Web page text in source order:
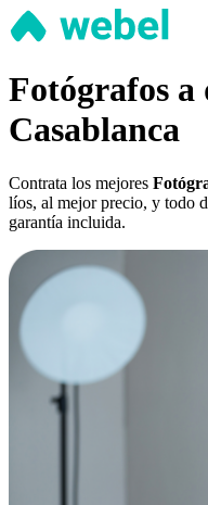
Fotógrafos
Casablanca
Contrata los mejores
líos, al mejor precio, y todo
garantía incluida.